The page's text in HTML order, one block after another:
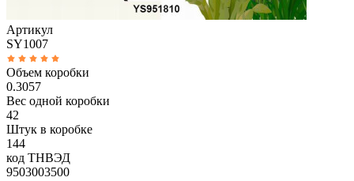
Артикул
SY1007
Объем коробки
0.3057
Вес одной коробки
42
Штук в коробке
144
код ТНВЭД
9503003500